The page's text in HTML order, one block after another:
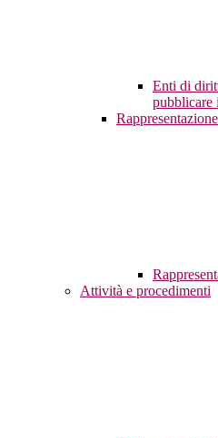
Enti di
pubblicare
Attività e procedimenti